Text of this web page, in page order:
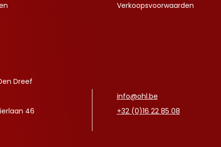
Verkoopsvoorwaarden
Dreef
46
info@ohl.be
+32 (0)16 22 85 08